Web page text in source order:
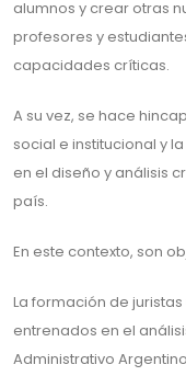
alumnos y crear otras
profesores y
capacidades críticas.
A su vez, se hace
social e institucional y
en el diseño y análisis
país.
En este contexto, son
La formación de
entrenados en el
Administrativo